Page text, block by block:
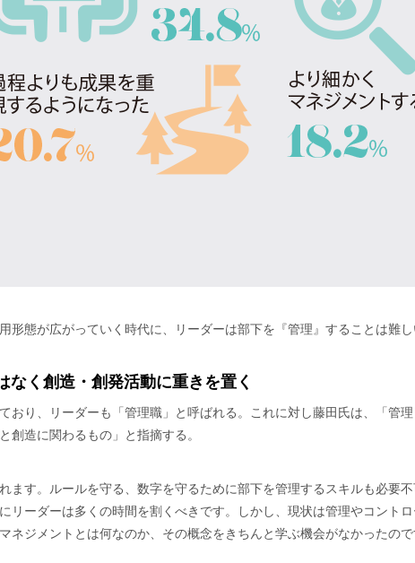
態が広がっていく時代に、リーダーは部下を『管理』することは難し
なく創造・創発活動に重きを置く
り、リーダーも「管理職」と呼ばれる。これに対し藤田氏は、「管
創造に関わるもの」と指摘する。
す。ルールを守る、数字を守るために部下を管理するスキルも必要不
ーダーは多くの時間を割くべきです。しかし、現状は管理やコント
ジメントとは何なのか、その概念をきちんと学ぶ機会がなかったの